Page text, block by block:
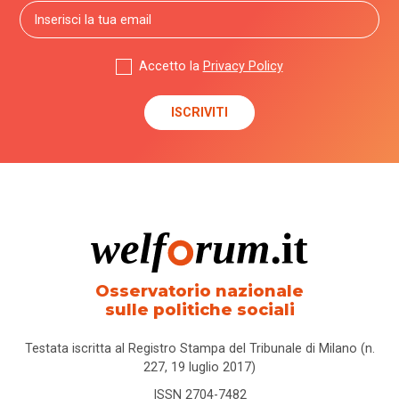
Accetto la Privacy Policy
Osservatorio nazionale
sulle politiche sociali
Testata iscritta al Registro Stampa del Tribunale di Milano (n.
227, 19 luglio 2017)
ISSN 2704-7482